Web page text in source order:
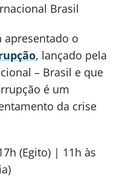
Brasil
apresentado o
, lançado pela
– Brasil e que
é um
da crise
(Egito) | 11h às